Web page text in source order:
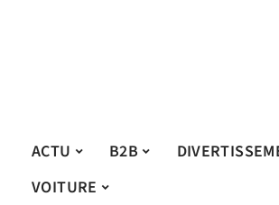
ACTU B2B
VOITURE